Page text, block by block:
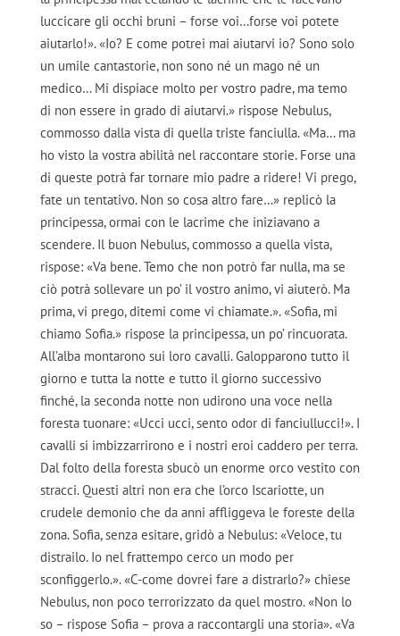
luccicare gli occhi bruni – forse voi…forse voi potete
aiutarlo!». «Io? E come potrei mai aiutarvi io? Sono solo
un umile cantastorie, non sono né un mago né un
medico… Mi dispiace molto per vostro padre, ma temo
di non essere in grado di aiutarvi.» rispose Nebulus,
commosso dalla vista di quella triste fanciulla. «Ma… ma
ho visto la vostra abilità nel raccontare storie. Forse una
di queste potrà far tornare mio padre a ridere! Vi prego,
fate un tentativo. Non so cosa altro fare…» replicò la
principessa, ormai con le lacrime che iniziavano a
scendere. Il buon Nebulus, commosso a quella vista,
rispose: «Va bene. Temo che non potrò far nulla, ma se
ciò potrà sollevare un po’ il vostro animo, vi aiuterò. Ma
prima, vi prego, ditemi come vi chiamate.». «Sofia, mi
chiamo Sofia.» rispose la principessa, un po’ rincuorata.
All’alba montarono sui loro cavalli. Galopparono tutto il
giorno e tutta la notte e tutto il giorno successivo
finché, la seconda notte non udirono una voce nella
foresta tuonare: «Ucci ucci, sento odor di fanciullucci!». I
cavalli si imbizzarrirono e i nostri eroi caddero per terra.
Dal folto della foresta sbucò un enorme orco vestito con
stracci. Questi altri non era che l’orco Iscariotte, un
crudele demonio che da anni affliggeva le foreste della
zona. Sofia, senza esitare, gridò a Nebulus: «Veloce, tu
distrailo. Io nel frattempo cerco un modo per
sconfiggerlo.». «C-come dovrei fare a distrarlo?» chiese
Nebulus, non poco terrorizzato da quel mostro. «Non lo
so – rispose Sofia – prova a raccontargli una storia». «Va